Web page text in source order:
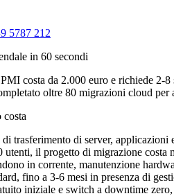
5787 212
in 60 secondi
costa da 2.000 euro e richiede 2-
oltre 80 migrazioni cloud
costa
di trasferimento di server,
il progetto di migrazione
in corrente, manutenzione
fino a 3-6 mesi in presenza di
iniziale e switch a downtime